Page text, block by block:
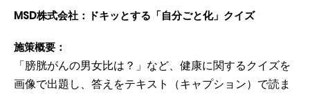
MSD株式会社：ドキッとする「自分ごと化」クイズ
施策概要：
「膀胱がんの男女比は？」など、健康に関するクイズを
画像で出題し、答えをテキスト（キャプション）で読ま